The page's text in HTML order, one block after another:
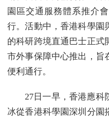
園區交通服務體系推介
行。活動中，香港科學園
的科研跨境直通巴士正式
市外事保障中心推出，旨
便利通行。
27日一早，香港應科
冰從香港科學園深圳分園